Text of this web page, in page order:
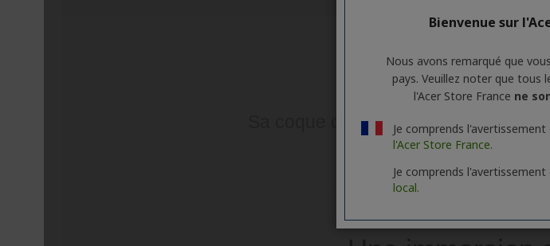
Bienvenue sur
Nous avons remarqué que
pays. Veuillez noter que tous
l'Acer Store France ne
Je comprends
l'Acer Store France.
Je comprends
local.